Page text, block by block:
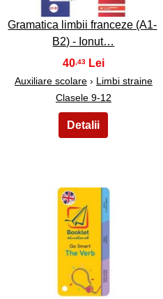
Gramatica limbii franceze (A1-
B2) - Ionut…
40,43
Auxiliare scolare› Limbi straine
Clasele 9-12
36